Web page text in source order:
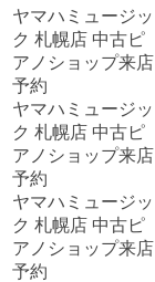
ヤマハミュージッ
ク 札幌店 中古ピ
アノショップ来店
予約
ヤマハミュージッ
ク 札幌店 中古ピ
アノショップ来店
予約
ヤマハミュージッ
ク 札幌店 中古ピ
アノショップ来店
予約